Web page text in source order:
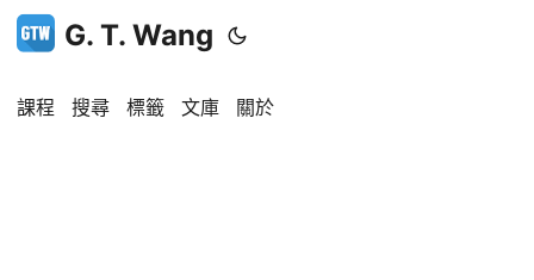
G. T. Wang
課程 搜尋 標籤 文庫 關於